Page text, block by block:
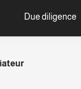
Due diligence